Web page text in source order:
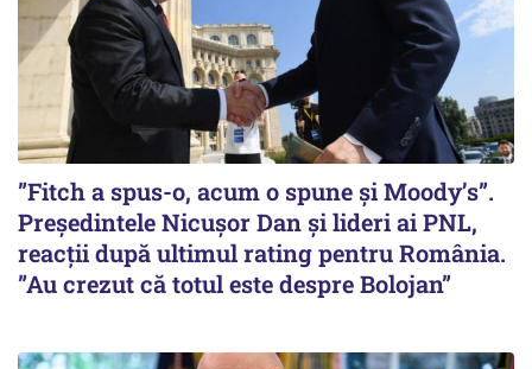
”Fitch a spus-o, acum o spune și Moody’s”.
Președintele Nicușor Dan și lideri ai PNL,
reacții după ultimul rating pentru România.
”Au crezut că totul este despre Bolojan”